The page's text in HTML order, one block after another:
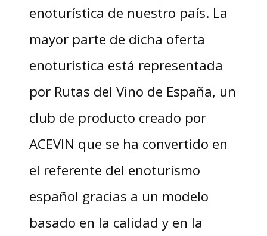
enoturística de nuestro país. La
mayor parte de dicha oferta
enoturística está representada
por Rutas del Vino de España, un
club de producto creado por
ACEVIN que se ha convertido en
el referente del enoturismo
español gracias a un modelo
basado en la calidad y en la